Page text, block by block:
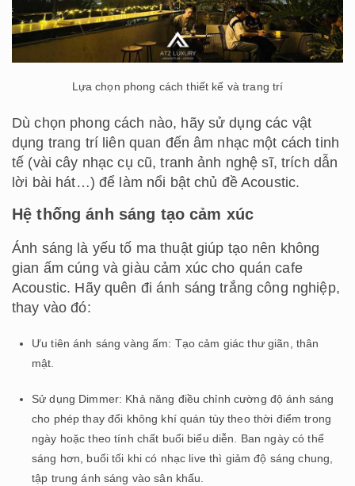
Lựa chọn phong cách thiết kế và trang trí
Dù chọn phong cách nào, hãy sử dụng các vật
dụng trang trí liên quan đến âm nhạc một cách tinh
tế (vài cây nhạc cụ cũ, tranh ảnh nghệ sĩ, trích dẫn
lời bài hát…) để làm nổi bật chủ đề Acoustic.
Hệ thống ánh sáng tạo cảm xúc
Ánh sáng là yếu tố ma thuật giúp tạo nên không
gian ấm cúng và giàu cảm xúc cho quán cafe
Acoustic. Hãy quên đi ánh sáng trắng công nghiệp,
thay vào đó:
Ưu tiên ánh sáng vàng ấm: Tạo cảm giác thư giãn, thân
mật.
Sử dụng Dimmer: Khả năng điều chỉnh cường độ ánh sáng
cho phép thay đổi không khí quán tùy theo thời điểm trong
ngày hoặc theo tính chất buổi biểu diễn. Ban ngày có thể
sáng hơn, buổi tối khi có nhạc live thì giảm độ sáng chung,
tập trung ánh sáng vào sân khấu.